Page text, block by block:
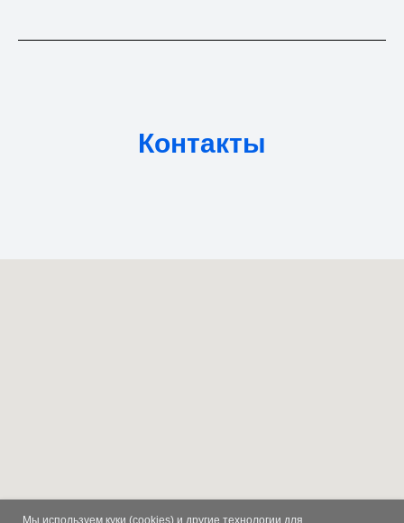
Контакты
Мы используем куки (cookies) и другие технологии для